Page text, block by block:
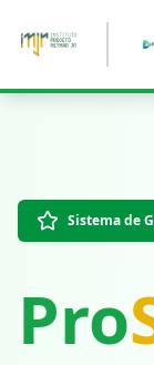
Pular para o
Sistema de
Pro